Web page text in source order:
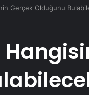
Gerçek Olduğunu